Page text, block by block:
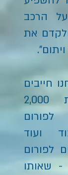
הרכב
את
חייבים
להשיג לפחות 2,000
ועוד
לפורום
- שאותו